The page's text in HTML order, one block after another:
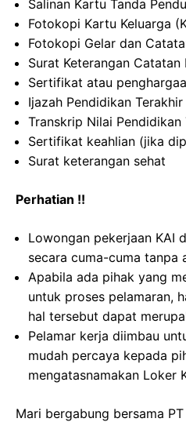
Salinan Kartu Tanda
Fotokopi Kartu Keluarga
Fotokopi Gelar dan
Surat Keterangan Catatan
Sertifikat atau
Ijazah Pendidikan Terakhir
Transkrip Nilai Pendidikan
Sertifikat keahlian (jika
Surat keterangan sehat
Perhatian !!
Lowongan pekerjaan KAI
secara cuma-cuma tanpa
Apabila ada pihak yang
untuk proses pelamaran,
hal tersebut dapat
Pelamar kerja diimbau
mudah percaya kepada
mengatasnamakan Loker
Mari bergabung bersama